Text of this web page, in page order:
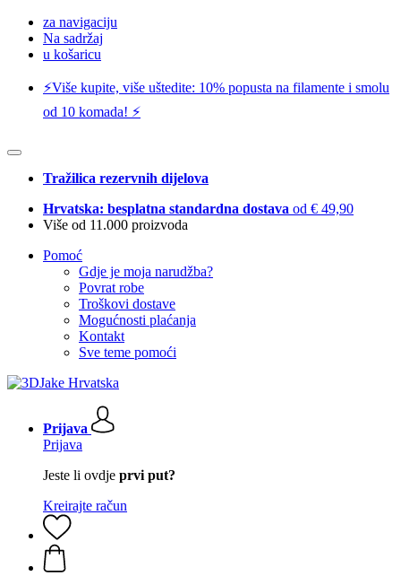
za navigaciju
Na sadržaj
u košaricu
⚡️Više kupite, više uštedite: 10% popusta na filamente i smolu
od 10 komada! ⚡️
Tražilica rezervnih dijelova
Hrvatska: besplatna standardna dostava od € 49,90
Više od 11.000 proizvoda
Pomoć
Gdje je moja narudžba?
Povrat robe
Troškovi dostave
Mogućnosti plaćanja
Kontakt
Sve teme pomoći
Prijava
Prijava
Jeste li ovdje prvi put?
Kreirajte račun